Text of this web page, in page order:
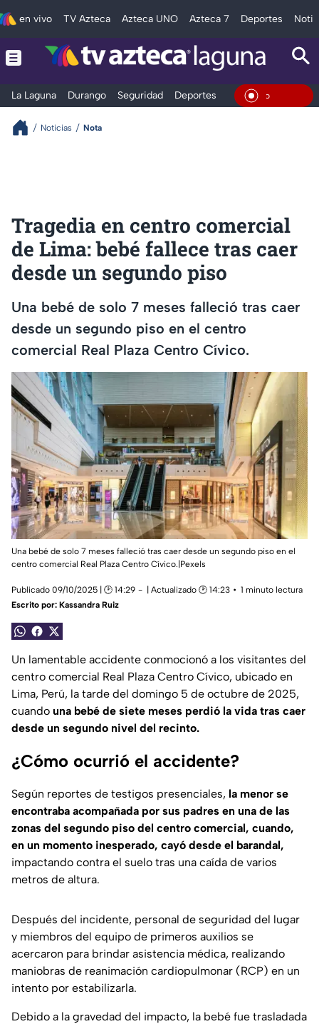
en vivo TV Azteca Azteca UNO Azteca 7 Deportes
La Laguna Durango Seguridad Deportes EntretenimientoEn Vivo
Noticias Nota
Tragedia en centro comercial
de Lima: bebé fallece tras caer
desde un segundo piso
Una bebé de solo 7 meses falleció tras caer
desde un segundo piso en el centro
comercial Real Plaza Centro Cívico.
Una bebé de solo 7 meses falleció tras caer desde un segundo piso en el
centro comercial Real Plaza Centro Cívico.|Pexels
Publicado 09/10/2025 | 🕑 14:29 | Actualizado 🕑 14:23
1 minuto lectura
Escrito por: Kassandra Ruiz
Un lamentable accidente conmocionó a los visitantes del
centro comercial Real Plaza Centro Cívico, ubicado en
Lima, Perú, la tarde del domingo 5 de octubre de 2025,
cuando una bebé de siete meses perdió la vida tras caer
desde un segundo nivel del recinto.
¿Cómo ocurrió el accidente?
Según reportes de testigos presenciales, la menor se
encontraba acompañada por sus padres en una de las
zonas del segundo piso del centro comercial, cuando,
en un momento inesperado, cayó desde el barandal,
impactando contra el suelo tras una caída de varios
metros de altura.
Después del incidente, personal de seguridad del lugar
y miembros del equipo de primeros auxilios se
acercaron para brindar asistencia médica, realizando
maniobras de reanimación cardiopulmonar (RCP) en un
intento por estabilizarla.
Debido a la gravedad del impacto, la bebé fue trasladada